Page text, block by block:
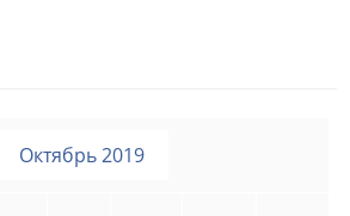
Октябрь 2019